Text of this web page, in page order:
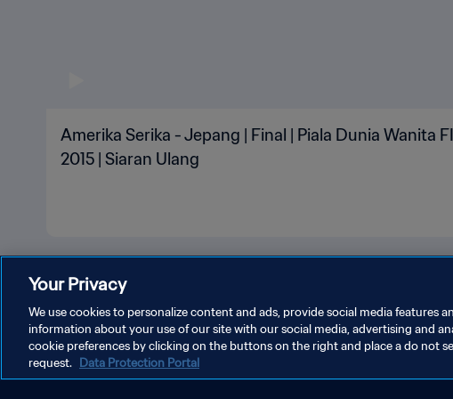
Amerika Serika - Jepang | Final | Piala Dunia Wanita
2015 | Siaran Ulang
KEBIJAKAN PRIVASI SYARAT DAN KETENTUAN ATUR
Your Privacy
We use cookies to personalize content and ads, provide social media features
information about your use of our site with our social media, advertising and
cookie preferences by clicking on the buttons on the right and place a do not
request. Data Protection Portal